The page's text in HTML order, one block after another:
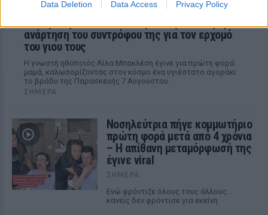
Data Deletion Data Access Privacy Policy
Γέννησε η Λίλα Μπακλέση: Η απροσδόκητη
ανάρτηση του συντρόφου της για τον ερχομό
του γιου τους
Η γνωστή ηθοποιός Λίλα Μπακλέση έγινε για πρώτη φορά
μαμά, καλωσορίζοντας στον κόσμο ένα υγιέστατο αγοράκι
το βράδυ της Παρασκευής 7 Αυγούστου.
ΣΉΜΕΡΑ
Νοσηλεύτρια πήγε κομμωτήριο
πρώτη φορά μετά από 4 χρόνια
– Η απίθανη μεταμόρφωσή της
έγινε viral
ΣΉΜΕΡΑ
Ενώ φρόντιζε όλους τους άλλους...
κανείς δεν φρόντισε για εκείνη